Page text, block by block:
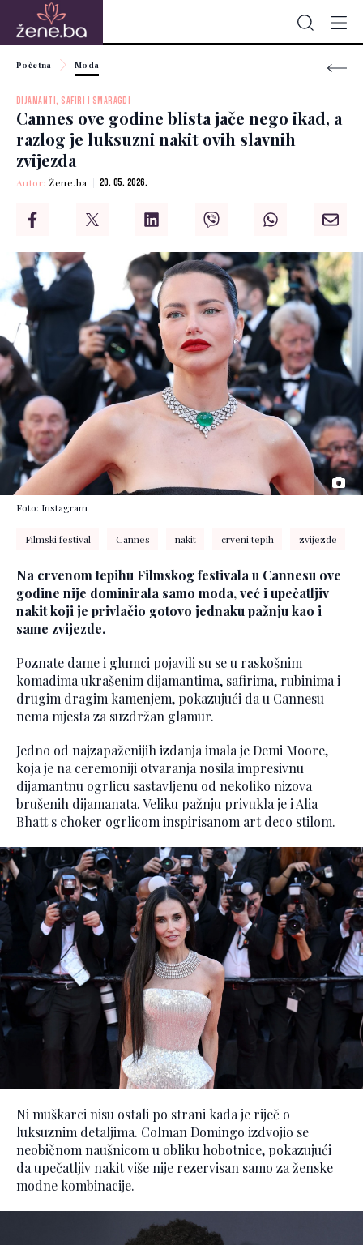
Početna Moda
DIJAMANTI, SAFIRI I SMARAGDI
Cannes ove godine blista jače nego ikad, a
razlog je luksuzni nakit ovih slavnih
zvijezda
Autor:Žene.ba 20. 05. 2026.
Foto: Instagram
Filmski festival Cannes nakit crveni tepih zvijezde
Na crvenom tepihu Filmskog festivala u Cannesu ove
godine nije dominirala samo moda, već i upečatljiv
nakit koji je privlačio gotovo jednaku pažnju kao i
same zvijezde.
Poznate dame i glumci pojavili su se u raskošnim
komadima ukrašenim dijamantima, safirima, rubinima i
drugim dragim kamenjem, pokazujući da u Cannesu
nema mjesta za suzdržan glamur.
Jedno od najzapaženijih izdanja imala je Demi Moore,
koja je na ceremoniji otvaranja nosila impresivnu
dijamantnu ogrlicu sastavljenu od nekoliko nizova
brušenih dijamanata. Veliku pažnju privukla je i Alia
Bhatt s choker ogrlicom inspirisanom art deco stilom.
Ni muškarci nisu ostali po strani kada je riječ o
luksuznim detaljima. Colman Domingo izdvojio se
neobičnom naušnicom u obliku hobotnice, pokazujući
da upečatljiv nakit više nije rezervisan samo za ženske
modne kombinacije.